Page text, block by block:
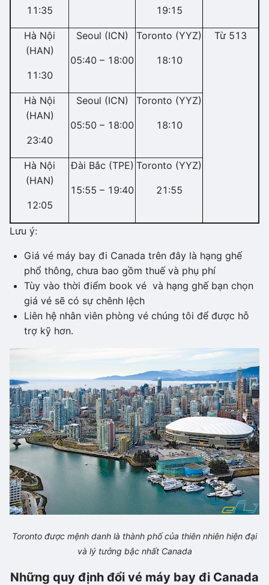
11:35
19:15
Hà Nội
(HAN)
11:30
Seoul (ICN)
05:40 – 18:00
Toronto (YYZ)
18:10
Từ 513
Hà Nội
(HAN)
23:40
Seoul (ICN)
05:50 – 18:00
Toronto (YYZ)
18:10
Hà Nội
(HAN)
12:05
Đài Bắc (TPE)
15:55 – 19:40
Toronto (YYZ)
21:55
Lưu ý:
Giá vé máy bay đi Canada trên đây là hạng ghế
phổ thông, chưa bao gồm thuế và phụ phí
Tùy vào thời điểm book vé và hạng ghế bạn chọn
giá vé sẽ có sự chênh lệch
Liên hệ nhân viên phòng vé chúng tôi để được hỗ
trợ kỹ hơn.
Toronto được mệnh danh là thành phố của thiên nhiên hiện đại
và lý tưởng bậc nhất Canada
Những quy định đổi vé máy bay đi Canada